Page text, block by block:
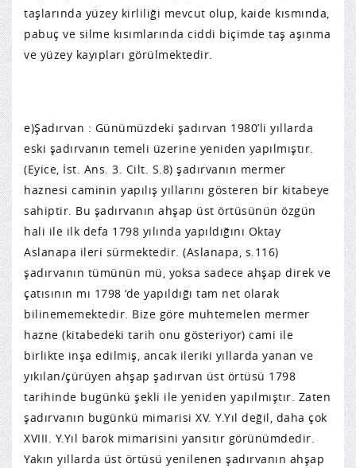
taşlarında yüzey kirliliği mevcut olup, kaide kısmında,
pabuç ve silme kısımlarında ciddi biçimde taş aşınma
ve yüzey kayıpları görülmektedir.
e)Şadırvan : Günümüzdeki şadırvan 1980’li yıllarda
eski şadırvanın temeli üzerine yeniden yapılmıştır.
(Eyice, İst. Ans. 3. Cilt. S.8) şadırvanın mermer
haznesi caminin yapılış yıllarını gösteren bir kitabeye
sahiptir. Bu şadırvanın ahşap üst örtüsünün özgün
hali ile ilk defa 1798 yılında yapıldığını Oktay
Aslanapa ileri sürmektedir. (Aslanapa, s.116)
şadırvanın tümünün mü, yoksa sadece ahşap direk ve
çatısının mı 1798 ‘de yapıldığı tam net olarak
bilinememektedir. Bize göre muhtemelen mermer
hazne (kitabedeki tarih onu gösteriyor) cami ile
birlikte inşa edilmiş, ancak ileriki yıllarda yanan ve
yıkılan/çürüyen ahşap şadırvan üst örtüsü 1798
tarihinde bugünkü şekli ile yeniden yapılmıştır. Zaten
şadırvanın bugünkü mimarisi XV. Y.Yıl değil, daha çok
XVIII. Y.Yıl barok mimarisini yansıtır görünümdedir.
Yakın yıllarda üst örtüsü yenilenen şadırvanın ahşap